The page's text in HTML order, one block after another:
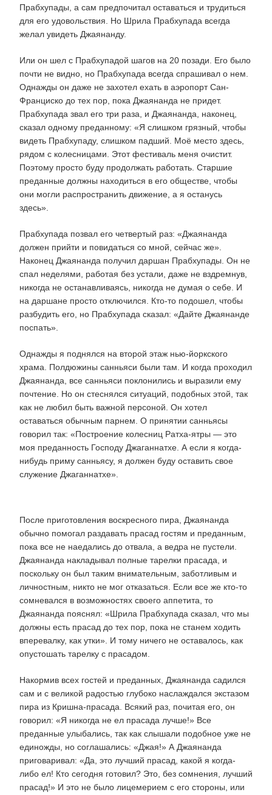
Прабхупады, а сам предпочитал оставаться и трудиться
для его удовольствия. Но Шрила Прабхупада всегда
желал увидеть Джаянанду.
Или он шел с Прабхупадой шагов на 20 позади. Его было
почти не видно, но Прабхупада всегда спрашивал о нем.
Однажды он даже не захотел ехать в аэропорт Сан-
Франциско до тех пор, пока Джаянанда не придет.
Прабхупада звал его три раза, и Джаянанда, наконец,
сказал одному преданному: «Я слишком грязный, чтобы
видеть Прабхупаду, слишком падший. Моё место здесь,
рядом с колесницами. Этот фестиваль меня очистит.
Поэтому просто буду продолжать работать. Старшие
преданные должны находиться в его обществе, чтобы
они могли распространить движение, а я останусь
здесь».
Прабхупада позвал его четвертый раз: «Джаянанда
должен прийти и повидаться со мной, сейчас же».
Наконец Джаянанда получил даршан Прабхупады. Он не
спал неделями, работая без устали, даже не вздремнув,
никогда не останавливаясь, никогда не думая о себе. И
на даршане просто отключился. Кто-то подошел, чтобы
разбудить его, но Прабхупада сказал: «Дайте Джаянанде
поспать».
Однажды я поднялся на второй этаж нью-йоркского
храма. Полдюжины санньяси были там. И когда проходил
Джаянанда, все санньяси поклонились и выразили ему
почтение. Но он стеснялся ситуаций, подобных этой, так
как не любил быть важной персоной. Он хотел
оставаться обычным парнем. О принятии санньясы
говорил так: «Построение колесниц Ратха-ятры — это
моя преданность Господу Джаганнатхе. А если я когда-
нибудь приму санньясу, я должен буду оставить свое
служение Джаганнатхе».
После приготовления воскресного пира, Джаянанда
обычно помогал раздавать прасад гостям и преданным,
пока все не наедались до отвала, а ведра не пустели.
Джаянанда накладывал полные тарелки прасада, и
поскольку он был таким внимательным, заботливым и
личностным, никто не мог отказаться. Если все же кто-то
сомневался в возможностях своего аппетита, то
Джаянанда пояснял: «Шрила Прабхупада сказал, что мы
должны есть прасад до тех пор, пока не станем ходить
вперевалку, как утки». И тому ничего не оставалось, как
опустошать тарелку с прасадом.
Накормив всех гостей и преданных, Джаянанда садился
сам и с великой радостью глубоко наслаждался экстазом
пира из Кришна-прасада. Всякий раз, почитая его, он
говорил: «Я никогда не ел прасада лучше!» Все
преданные улыбались, так как слышали подобное уже не
единожды, но соглашались: «Джая!» А Джаянанда
приговаривал: «Да, это лучший прасад, какой я когда-
либо ел! Кто сегодня готовил? Это, без сомнения, лучший
прасад!» И это не было лицемерием с его стороны, или